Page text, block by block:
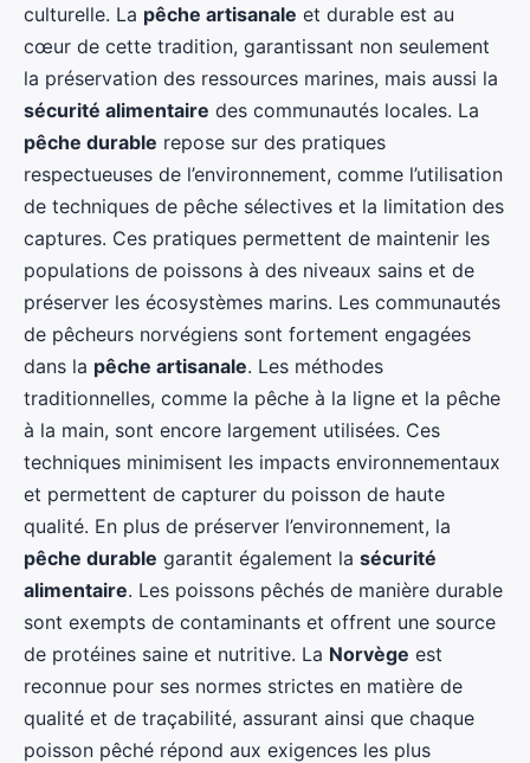
culturelle. La pêche artisanale et durable est au
cœur de cette tradition, garantissant non seulement
la préservation des ressources marines, mais aussi la
sécurité alimentaire des communautés locales. La
pêche durable repose sur des pratiques
respectueuses de l’environnement, comme l’utilisation
de techniques de pêche sélectives et la limitation des
captures. Ces pratiques permettent de maintenir les
populations de poissons à des niveaux sains et de
préserver les écosystèmes marins. Les communautés
de pêcheurs norvégiens sont fortement engagées
dans la pêche artisanale. Les méthodes
traditionnelles, comme la pêche à la ligne et la pêche
à la main, sont encore largement utilisées. Ces
techniques minimisent les impacts environnementaux
et permettent de capturer du poisson de haute
qualité. En plus de préserver l’environnement, la
pêche durable garantit également la sécurité
alimentaire. Les poissons pêchés de manière durable
sont exempts de contaminants et offrent une source
de protéines saine et nutritive. La Norvège est
reconnue pour ses normes strictes en matière de
qualité et de traçabilité, assurant ainsi que chaque
poisson pêché répond aux exigences les plus